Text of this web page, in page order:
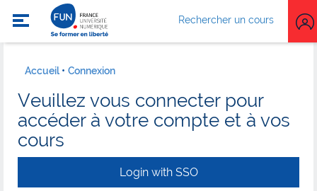
Rechercher un cours
Accueil Connexion
Veuillez vous connecter pour
accéder à votre compte et à vos
cours
Login with SSO